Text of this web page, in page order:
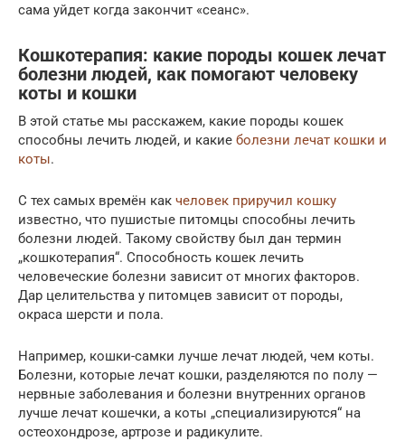
сама уйдет когда закончит «сеанс».
Кошкотерапия: какие породы кошек лечат
болезни людей, как помогают человеку
коты и кошки
В этой статье мы расскажем, какие породы кошек
способны лечить людей, и какие болезни лечат кошки и
коты.
С тех самых времён как человек приручил кошку
известно, что пушистые питомцы способны лечить
болезни людей. Такому свойству был дан термин
„кошкотерапия“. Способность кошек лечить
человеческие болезни зависит от многих факторов.
Дар целительства у питомцев зависит от породы,
окраса шерсти и пола.
Например, кошки-самки лучше лечат людей, чем коты.
Болезни, которые лечат кошки, разделяются по полу —
нервные заболевания и болезни внутренних органов
лучше лечат кошечки, а коты „специализируются“ на
остеохондрозе, артрозе и радикулите.